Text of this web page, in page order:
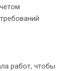
работ, чтобы